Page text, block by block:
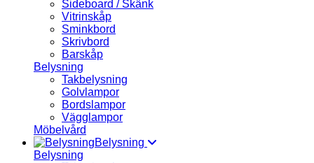
Sideboard / Skänk
Vitrinskåp
Sminkbord
Skrivbord
Barskåp
Belysning
Takbelysning
Golvlampor
Bordslampor
Vägglampor
Möbelvård
Belysning
Belysning